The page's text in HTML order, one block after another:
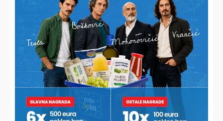
PODRAVSKI!
Imate priču, vijest, fotku
ili video?
Nešto vas muči ili želite
nešto/nekoga pohvaliti?
Javite nam se!
Poruka
POŠALJI